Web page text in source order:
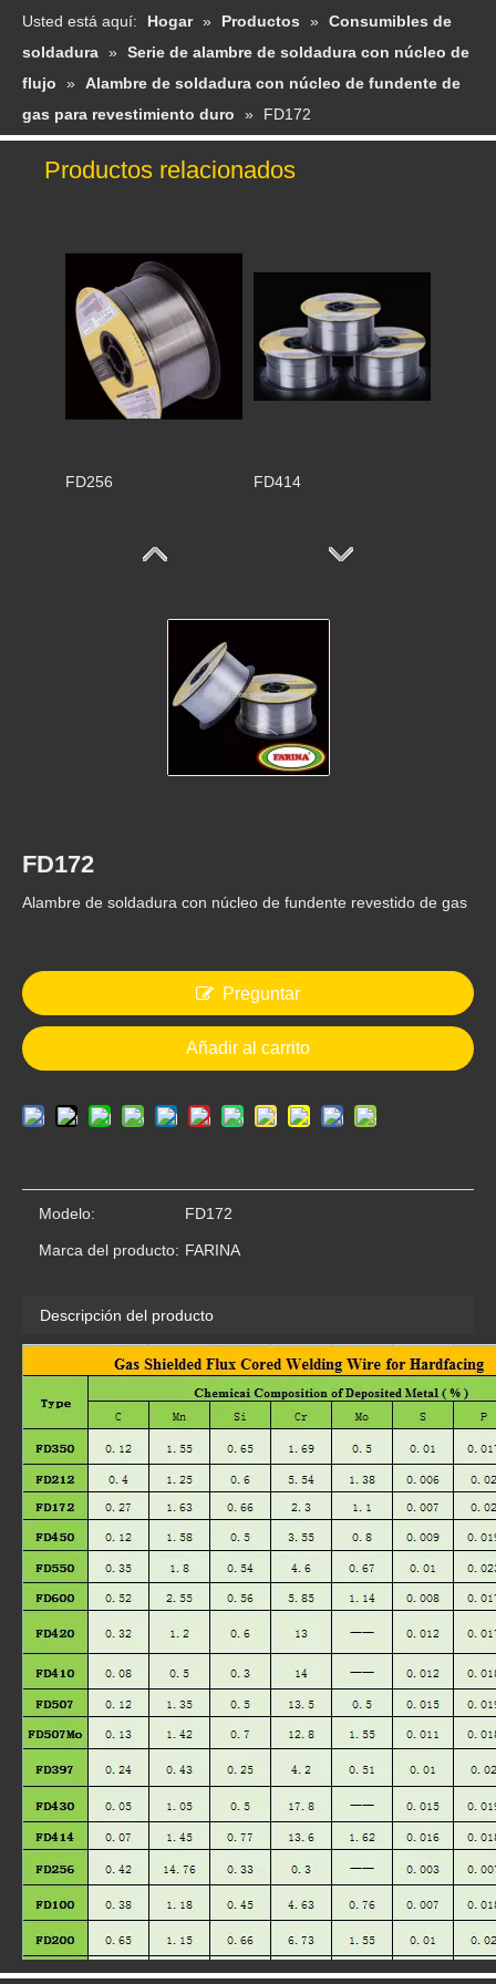
Usted está aquí: Hogar » Productos » Consumibles de
soldadura » Serie de alambre de soldadura con núcleo de
flujo
» Alambre de soldadura con núcleo de fundente de
gas para revestimiento duro
» FD172
Productos relacionados
FD256 FD414
FD600 FD550
FD450 FD212
FD172
Alambre de soldadura con núcleo de fundente revestido de gas
Preguntar
Añadir al carrito
Modelo: FD172
Marca del producto: FARINA
Descripción del producto